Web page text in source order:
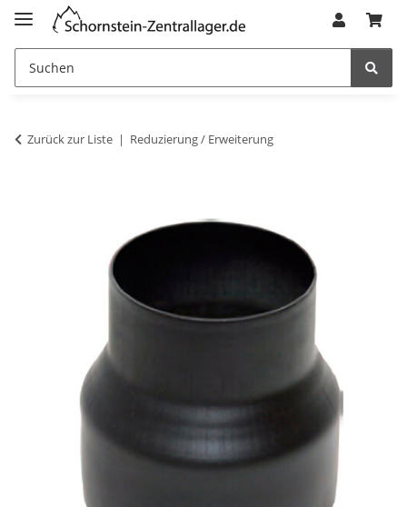
Zurück zur Liste Reduzierung / Erweiterung